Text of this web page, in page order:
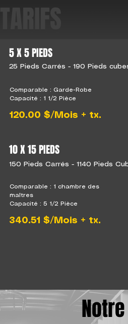
TARIFS
5 X 5 PIEDS
25 Pieds Carrés - 190 Pieds
Comparable : Garde-Robe
Capacité : 1 1/2 Pièce
120.00 $/Mois + tx.
10 X 15 PIEDS
150 Pieds Carrés - 1140 Pieds
Comparable : 1 chambre des
maîtres
Capacité : 5 1/2 Pièce
340.51 $/Mois + tx.